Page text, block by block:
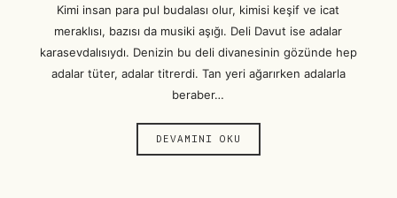
Kimi insan para pul budalası olur, kimisi keşif ve icat
meraklısı, bazısı da musiki aşığı. Deli Davut ise adalar
karasevdalısıydı. Denizin bu deli divanesinin gözünde hep
adalar tüter, adalar titrerdi. Tan yeri ağarırken adalarla
beraber…
DEVAMINI OKU